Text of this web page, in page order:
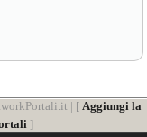
| [ Aggiungi la
]